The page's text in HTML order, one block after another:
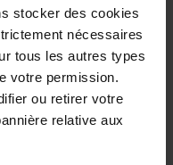
stocker des cookies
nécessaires
tous les autres types
votre permission.
ou retirer votre
relative aux